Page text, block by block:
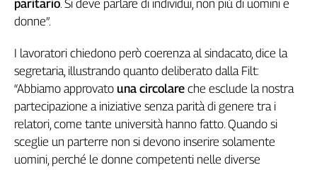
Lombardia
Piemonte
Puglia
Sardegna
Sicilia
Toscana
Trentino
Umbria
paritario. Si deve parlare di individui, non più di uomini e
donne”.
I lavoratori chiedono però coerenza al sindacato, dice la
segretaria, illustrando quanto deliberato dalla Filt:
“Abbiamo approvato una circolare che esclude la nostra
partecipazione a iniziative senza parità di genere tra i
relatori, come tante università hanno fatto. Quando si
sceglie un parterre non si devono inserire solamente
uomini, perché le donne competenti nelle diverse